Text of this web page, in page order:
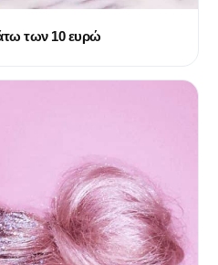
των 10 ευρώ